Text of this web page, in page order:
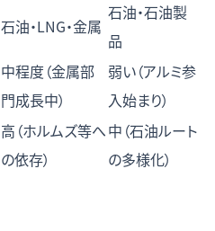
石油・LNG・金属
石油・石油製
品
中程度（金属部
門成長中）
弱い（アルミ参
入始まり）
高（ホルムズ等へ
の依存）
中（石油ルート
の多様化）